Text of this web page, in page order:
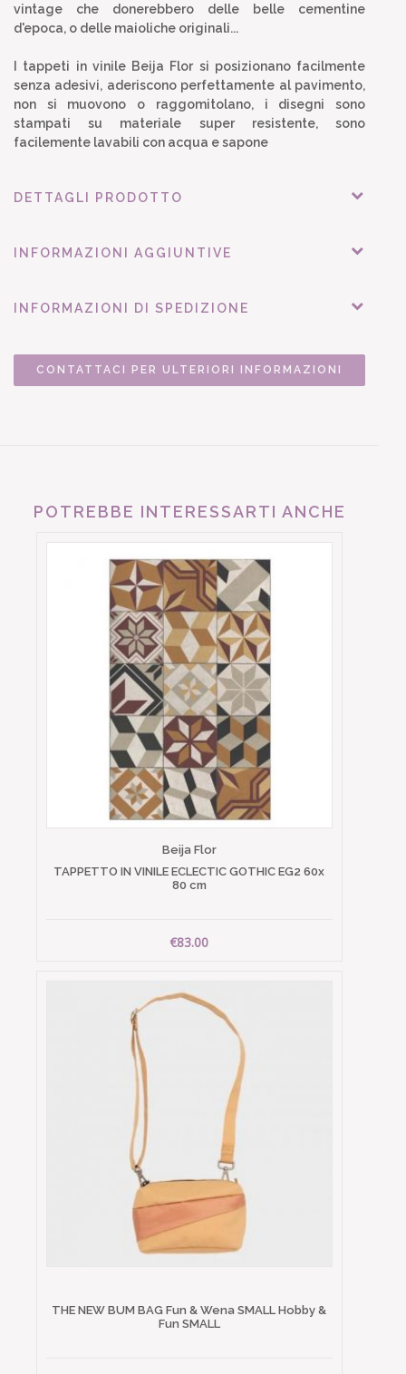
vintage che donerebbero delle belle cementine
d'epoca, o delle maioliche originali...
I tappeti in vinile Beija Flor si posizionano facilmente
senza adesivi, aderiscono perfettamente al pavimento,
non si muovono o raggomitolano, i disegni sono
stampati su materiale super resistente, sono
facilemente lavabili con acqua e sapone
DETTAGLI PRODOTTO
INFORMAZIONI AGGIUNTIVE
INFORMAZIONI DI SPEDIZIONE
CONTATTACI PER ULTERIORI INFORMAZIONI
POTREBBE INTERESSARTI ANCHE
Beija Flor
TAPPETTO IN VINILE ECLECTIC GOTHIC EG2 60x
80 cm
€83.00
THE NEW BUM BAG Fun & Wena SMALL Hobby &
Fun SMALL